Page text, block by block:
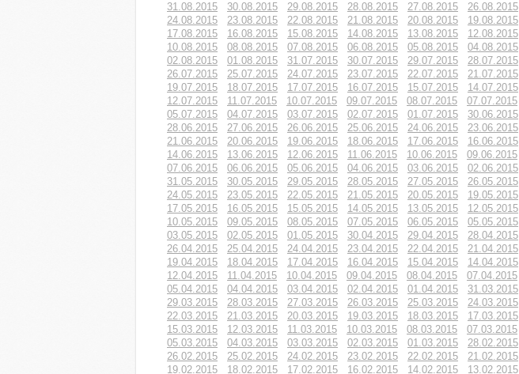
31.08.2015
30.08.2015 29.08.2015 28.08.2015 27.08.2015 26.08.2015
24.08.2015
23.08.2015 22.08.2015 21.08.2015 20.08.2015 19.08.2015
17.08.2015
16.08.2015 15.08.2015 14.08.2015 13.08.2015 12.08.2015
10.08.2015
08.08.2015 07.08.2015 06.08.2015 05.08.2015 04.08.2015
02.08.2015
01.08.2015 31.07.2015 30.07.2015 29.07.2015 28.07.2015
26.07.2015
25.07.2015 24.07.2015 23.07.2015 22.07.2015 21.07.2015
19.07.2015
18.07.2015 17.07.2015 16.07.2015 15.07.2015 14.07.2015
12.07.2015
11.07.2015 10.07.2015 09.07.2015 08.07.2015 07.07.2015
05.07.2015
04.07.2015 03.07.2015 02.07.2015 01.07.2015 30.06.2015
28.06.2015
27.06.2015 26.06.2015 25.06.2015 24.06.2015 23.06.2015
21.06.2015
20.06.2015 19.06.2015 18.06.2015 17.06.2015 16.06.2015
14.06.2015
13.06.2015 12.06.2015 11.06.2015 10.06.2015 09.06.2015
07.06.2015
06.06.2015 05.06.2015 04.06.2015 03.06.2015 02.06.2015
31.05.2015
30.05.2015 29.05.2015 28.05.2015 27.05.2015 26.05.2015
24.05.2015
23.05.2015 22.05.2015 21.05.2015 20.05.2015 19.05.2015
17.05.2015
16.05.2015 15.05.2015 14.05.2015 13.05.2015 12.05.2015
10.05.2015
09.05.2015 08.05.2015 07.05.2015 06.05.2015 05.05.2015
03.05.2015
02.05.2015 01.05.2015 30.04.2015 29.04.2015 28.04.2015
26.04.2015
25.04.2015 24.04.2015 23.04.2015 22.04.2015 21.04.2015
19.04.2015
18.04.2015 17.04.2015 16.04.2015 15.04.2015 14.04.2015
12.04.2015
11.04.2015 10.04.2015 09.04.2015 08.04.2015 07.04.2015
05.04.2015
04.04.2015 03.04.2015 02.04.2015 01.04.2015 31.03.2015
29.03.2015
28.03.2015 27.03.2015 26.03.2015 25.03.2015 24.03.2015
22.03.2015
21.03.2015 20.03.2015 19.03.2015 18.03.2015 17.03.2015
15.03.2015
12.03.2015 11.03.2015 10.03.2015 08.03.2015 07.03.2015
05.03.2015
04.03.2015 03.03.2015 02.03.2015 01.03.2015 28.02.2015
26.02.2015
25.02.2015 24.02.2015 23.02.2015 22.02.2015 21.02.2015
19.02.2015
18.02.2015 17.02.2015 16.02.2015 14.02.2015 13.02.2015